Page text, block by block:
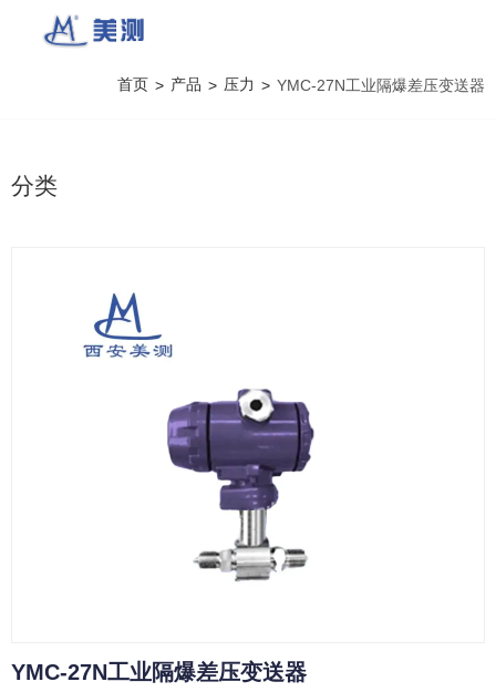
首页 > 产品 > 压力 > YMC-27N工业隔爆差压变送器
分类
YMC-27N工业隔爆差压变送器